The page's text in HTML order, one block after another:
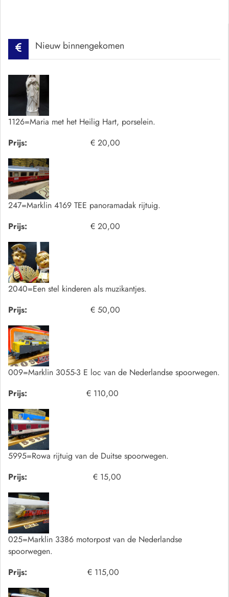
Nieuw binnengekomen
1126=Maria met het Heilig Hart, porselein.
Prijs:
€ 20,00
247=Marklin 4169 TEE panoramadak rijtuig.
Prijs:
€ 20,00
2040=Een stel kinderen als muzikantjes.
Prijs:
€ 50,00
009=Marklin 3055-3 E loc van de Nederlandse spoorwegen.
Prijs:
€ 110,00
5995=Rowa rijtuig van de Duitse spoorwegen.
Prijs:
€ 15,00
025=Marklin 3386 motorpost van de Nederlandse
spoorwegen.
Prijs:
€ 115,00